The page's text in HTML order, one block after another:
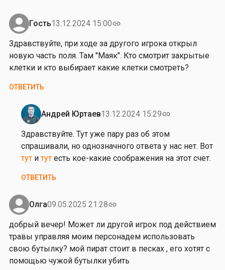
у
й
т
е
,
п
д
д
е
й
с
в
е
м
…
от
Иван
Гогленков
Гость13.12.2024 15:00link
Здравствуйте, при ходе за другого игрока открыл
новую часть поля. Там "Маяк". Кто смотрит закрытые
клетки и кто выбирает какие клетки смотреть?
ОТВЕТИТЬ
Андрей Юртаев13.12.2024 15:29link
Ответ
на
З
д
а
с
т
в
у
й
т
Здравствуйте. Тут уже пару раз об этом
спрашивали, но однозначного ответа у нас нет. Вот
тут итут есть кое-какие соображения на этот счет.
ОТВЕТИТЬ
Олга09.05.2025 21:28link
добрый вечер! Может ли другой игрок под действием
травы управляя моим персонадем использовать
свою бутылку? мой пират стоит в песках , его хотят с
помощью чужой бутылки убить